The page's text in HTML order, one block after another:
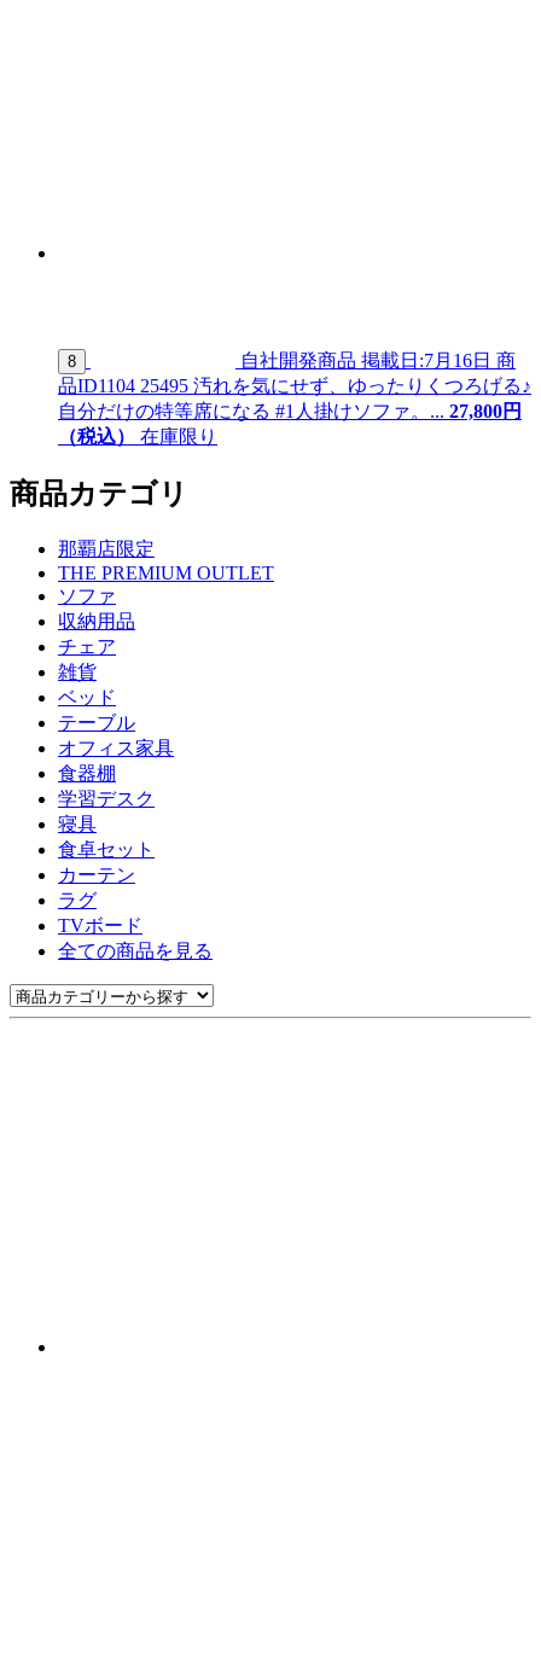
8 自社開発商品 掲載日:7月16日 商
品ID1104 25495 汚れを気にせず、ゆったりくつろげる♪
自分だけの特等席になる #1人掛けソファ。... 27,800円
（税込）
在庫限り
商品カテゴリ
那覇店限定
THE PREMIUM OUTLET
ソファ
収納用品
チェア
雑貨
ベッド
テーブル
オフィス家具
食器棚
学習デスク
寝具
食卓セット
カーテン
ラグ
TVボード
全ての商品を見る